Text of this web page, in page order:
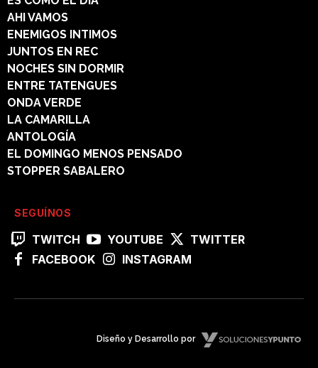
AHI VAMOS
ENEMIGOS INTIMOS
JUNTOS EN REC
NOCHES SIN DORMIR
ENTRE TATENGUES
ONDA VERDE
LA CAMARILLA
ANTOLOGÍA
EL DOMINGO MENOS PENSADO
STOPPER SABALERO
SEGUÍNOS
TWITCH YOUTUBE
TWITTER
FACEBOOK
INSTAGRAM
Diseño y Desarrollo por